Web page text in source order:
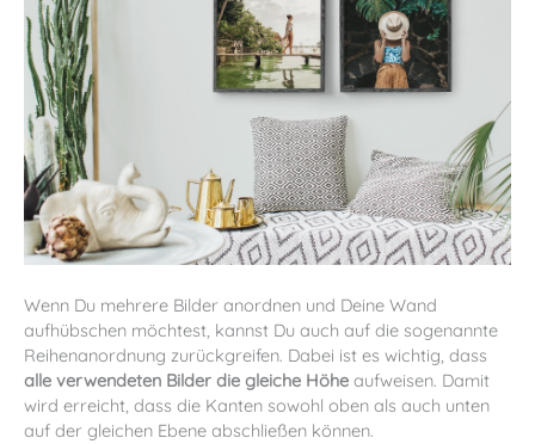
Wenn Du mehrere Bilder anordnen und Deine Wand
aufhübschen möchtest, kannst Du auch auf die sogenannte
Reihenanordnung zurückgreifen. Dabei ist es wichtig, dass
alle verwendeten Bilder die gleiche Höhe aufweisen. Damit
wird erreicht, dass die Kanten sowohl oben als auch unten
auf der gleichen Ebene abschließen können.